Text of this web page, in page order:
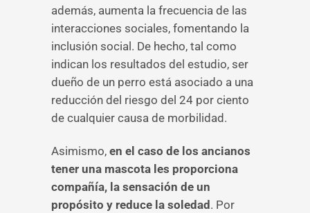
además, aumenta la frecuencia de las
interacciones sociales, fomentando la
inclusión social. De hecho, tal como
indican los resultados del estudio, ser
dueño de un perro está asociado a una
reducción del riesgo del 24 por ciento
de cualquier causa de morbilidad.
Asimismo, en el caso de los ancianos
tener una mascota les proporciona
compañía, la sensación de un
propósito y reduce la soledad . Por